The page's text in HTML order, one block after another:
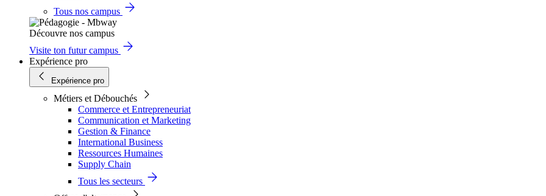
Tous nos campus
Découvre nos campus
Visite ton futur campus
Expérience pro
Expérience pro
Métiers et Débouchés
Commerce et Entrepreneuriat
Communication et Marketing
Gestion & Finance
International Business
Ressources Humaines
Supply Chain
Tous les secteurs